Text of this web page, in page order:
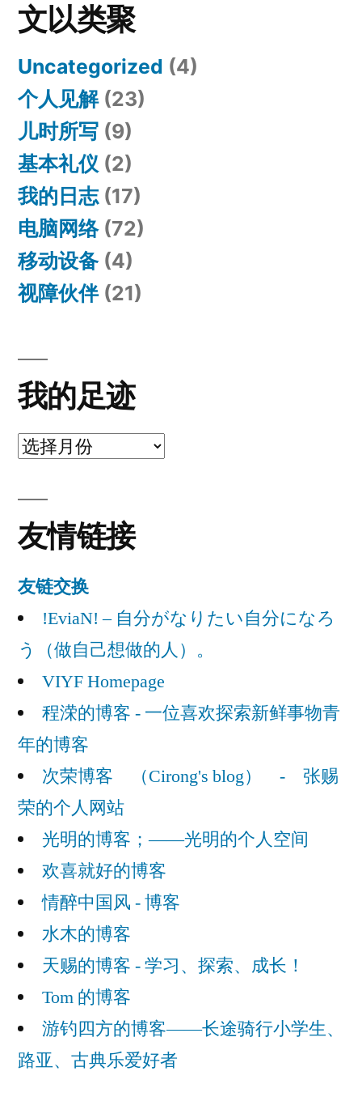
文以类聚
Uncategorized (4)
个人见解(23)
儿时所写 (9)
基本礼仪 (2)
我的日志(17)
电脑网络(72)
移动设备(4)
视障伙伴(21)
我的足迹
我
迹
友情链接
友链交换
!EviaN! – 自分がなりたい自分になろ
う（做自己想做的人）。
VIYF Homepage
程溁的博客 - 一位喜欢探索新鲜事物青
年的博客
次荣博客 （Cirong's blog） - 张赐
荣的个人网站
光明的博客；——光明的个人空间
欢喜就好的博客
情醉中国风 - 博客
水木的博客
天赐的博客 - 学习、探索、成长！
Tom 的博客
游钓四方的博客——长途骑行小学生、
路亚、古典乐爱好者